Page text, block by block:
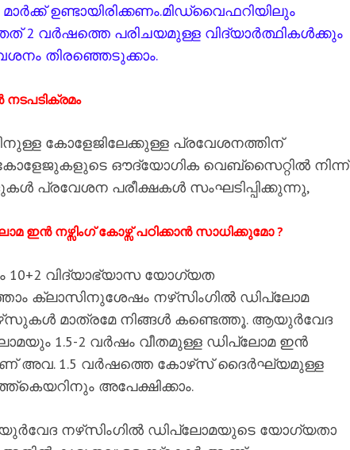
ഉണ്ടായിരിക്കണം.മിഡ്‌വൈഫറിയിലും
2 വർഷത്തെ പരിചയമുള്ള വിദ്യാർത്ഥികൾക്കും
തിരഞ്ഞെടുക്കാം.
കോളേജിലേക്കുള്ള പ്രവേശനത്തിന്
ഔദ്യോഗിക വെബ്‌സൈറ്റിൽ നിന്ന്
പ്രവേശന പരീക്ഷകൾ സംഘടിപ്പിക്കുന്നു,
ഇൻ നഴ്സിംഗ് കോഴ്സ് പഠിക്കാൻ സാധിക്കുമോ ?
വിദ്യാഭ്യാസ യോഗ്യത
ക്ലാസിനുശേഷം നഴ്‌സിംഗിൽ ഡിപ്ലോമ
മാത്രമേ നിങ്ങൾ കണ്ടെത്തൂ. ആയുർവേദ
1.5-2 വർഷം വീതമുള്ള ഡിപ്ലോമ ഇൻ
അവ. 1.5 വർഷത്തെ കോഴ്‌സ് ദൈർഘ്യമുള്ള
അപേക്ഷിക്കാം.
നഴ്‌സിംഗിൽ ഡിപ്ലോമയുടെ യോഗ്യതാ